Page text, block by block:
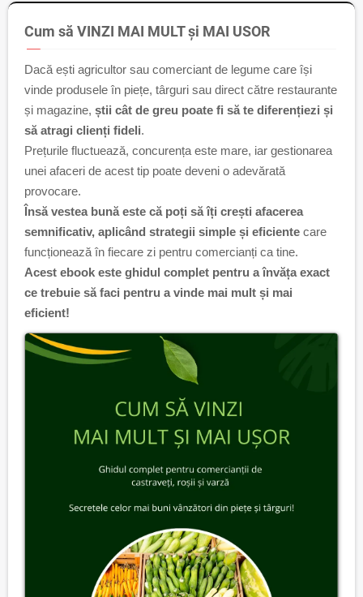
Cum să VINZI MAI MULT și MAI USOR
Dacă ești agricultor sau comerciant de legume care își
vinde produsele în piețe, târguri sau direct către restaurante
și magazine, știi cât de greu poate fi să te diferențiezi și
să atragi clienți fideli.
Prețurile fluctuează, concurența este mare, iar gestionarea
unei afaceri de acest tip poate deveni o adevărată
provocare.
Însă vestea bună este că poți să îți crești afacerea
semnificativ, aplicând strategii simple și eficiente care
funcționează în fiecare zi pentru comercianți ca tine.
Acest ebook este ghidul complet pentru a învăța exact
ce trebuie să faci pentru a vinde mai mult și mai
eficient!